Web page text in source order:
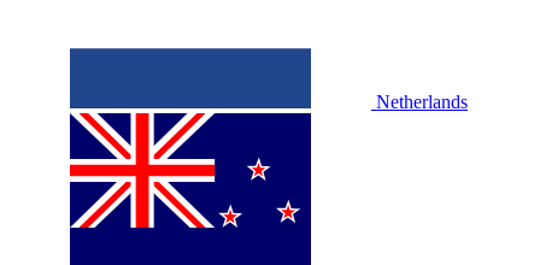
Netherlands